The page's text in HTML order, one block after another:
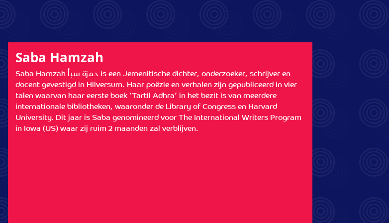
Saba Hamzah
Saba Hamzah حمزة سبأ is een Jemenitische dichter, onderzoeker, schrijver en
docent gevestigd in Hilversum. Haar poëzie en verhalen zijn gepubliceerd in vier
talen waarvan haar eerste boek ‘Tartil Adhra’ in het bezit is van meerdere
internationale bibliotheken, waaronder de Library of Congress en Harvard
University. Dit jaar is Saba genomineerd voor The International Writers Program
in Iowa (US) waar zij ruim 2 maanden zal verblijven.